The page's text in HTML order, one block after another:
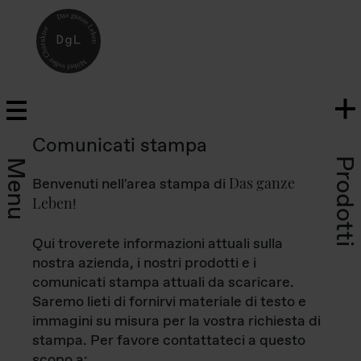
Menu Prodotti
Comunicati stampa
Benvenuti nell'area stampa di Das ganze
Leben!
Qui troverete informazioni attuali sulla
nostra azienda, i nostri prodotti e i
comunicati stampa attuali da scaricare.
Saremo lieti di fornirvi materiale di testo e
immagini su misura per la vostra richiesta di
stampa. Per favore contattateci a questo